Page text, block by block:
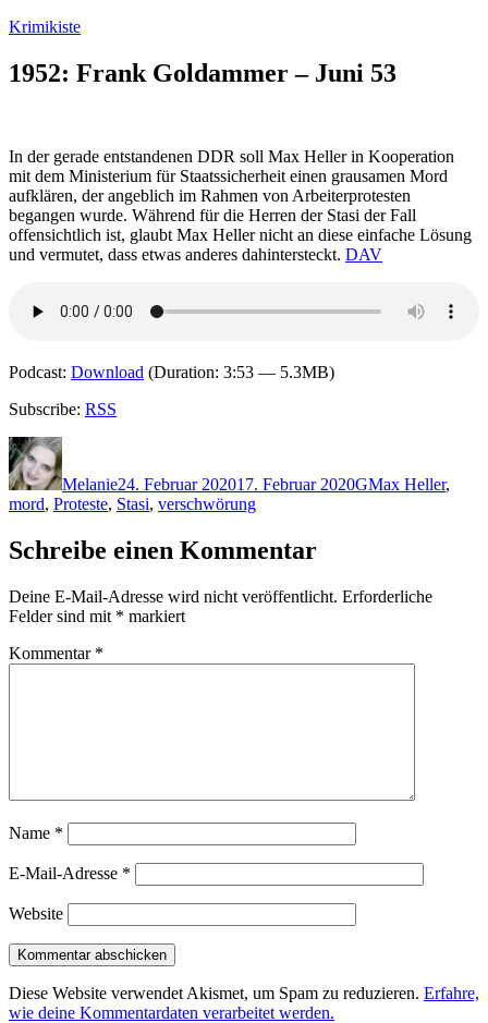
Zum
springen
Krimikiste
1952: Frank Goldammer – Juni 53
In der gerade entstandenen DDR soll Max Heller in Kooperation
mit dem Ministerium für Staatssicherheit einen grausamen Mord
aufklären, der angeblich im Rahmen von Arbeiterprotesten
begangen wurde. Während für die Herren der Stasi der Fall
offensichtlich ist, glaubt Max Heller nicht an diese einfache Lösung
und vermutet, dass etwas anderes dahintersteckt. DAV
Podcast: Download (Duration: 3:53 — 5.3MB)
Subscribe: RSS
Autor
Melanie24. Februar 202017. Februar 2020GMax Heller,
mord, Proteste, Stasi, verschwörung
Schreibe einen Kommentar
Deine E-Mail-Adresse wird nicht veröffentlicht. Erforderliche
Felder sind mit * markiert
Kommentar *
Name *
E-Mail-Adresse *
Website
Diese Website verwendet Akismet, um Spam zu reduzieren. Erfahre,
wie deine Kommentardaten verarbeitet werden.